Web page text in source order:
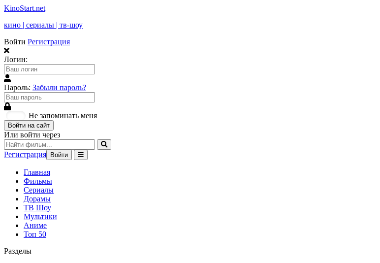
KinoStart.net
кино | сериалы | тв-шоу
Войти Регистрация
Логин:
Пароль: Забыли пароль?
Не запоминать меня
Войти на сайт
Или войти через
Регистрация Войти
Главная
Фильмы
Сериалы
Дорамы
ТВ Шоу
Мультики
Аниме
Топ 50
Разделы